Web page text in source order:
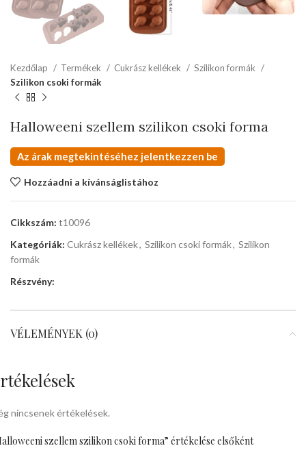
Kezdőlap Termékek Cukrász kellékek
Szilikon formák
Szilikon csoki formák
Halloweeni szellem szilikon csoki forma
Az árak megtekintéséhez jelentkezzen be
Hozzáadni a kívánságlistához
Cikkszám: t10096
Kategóriák: Cukrász kellékek, Szilikon csoki formák, Szilikon
formák
Részvény:
VÉLEMÉNYEK (0)
nincsenek értékelések.
szellem szilikon csoki forma” értékelése elsőként